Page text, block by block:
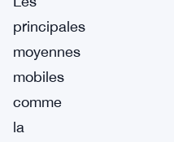
principales
moyennes
mobiles
comme
la